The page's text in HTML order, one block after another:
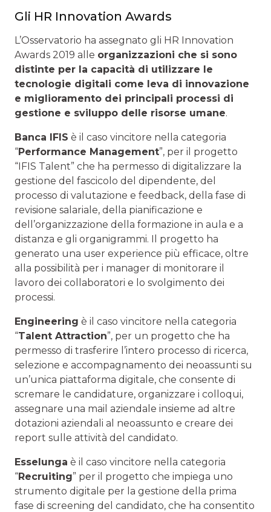
Gli HR Innovation Awards
L’Osservatorio ha assegnato gli HR Innovation
Awards 2019 alle organizzazioni che si sono
distinte per la capacità di utilizzare le
tecnologie digitali come leva di innovazione
e miglioramento dei principali processi di
gestione e sviluppo delle risorse umane.
Banca IFIS è il caso vincitore nella categoria
“Performance Management”, per il progetto
“IFIS Talent” che ha permesso di digitalizzare la
gestione del fascicolo del dipendente, del
processo di valutazione e feedback, della fase di
revisione salariale, della pianificazione e
dell’organizzazione della formazione in aula e a
distanza e gli organigrammi. Il progetto ha
generato una user experience più efficace, oltre
alla possibilità per i manager di monitorare il
lavoro dei collaboratori e lo svolgimento dei
processi.
Engineering è il caso vincitore nella categoria
“Talent Attraction”, per un progetto che ha
permesso di trasferire l’intero processo di ricerca,
selezione e accompagnamento dei neoassunti su
un’unica piattaforma digitale, che consente di
scremare le candidature, organizzare i colloqui,
assegnare una mail aziendale insieme ad altre
dotazioni aziendali al neoassunto e creare dei
report sulle attività del candidato.
Esselunga è il caso vincitore nella categoria
“Recruiting” per il progetto che impiega uno
strumento digitale per la gestione della prima
fase di screening del candidato, che ha consentito